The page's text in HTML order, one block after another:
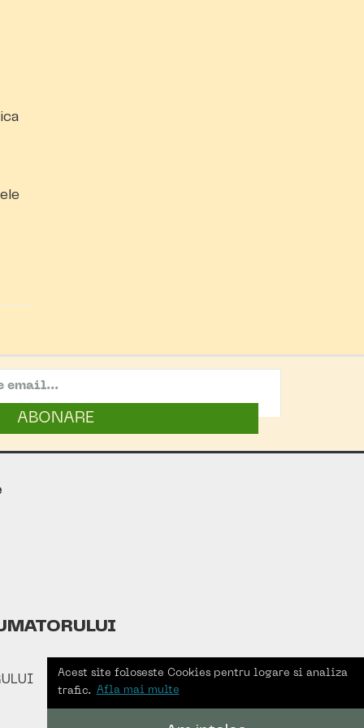
Acest site foloseste Cookies pentru logare si analiza
trafic.
Afla mai multe
ABONARE